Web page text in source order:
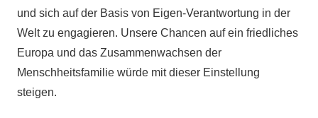
und sich auf der Basis von Eigen-Verantwortung in der
Welt zu engagieren. Unsere Chancen auf ein friedliches
Europa und das Zusammenwachsen der
Menschheitsfamilie würde mit dieser Einstellung
steigen.